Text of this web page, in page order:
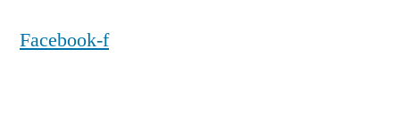
Facebook-f